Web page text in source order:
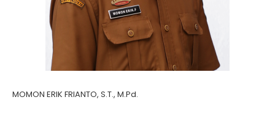
MOMON ERIK FRIANTO, S.T., M.Pd.